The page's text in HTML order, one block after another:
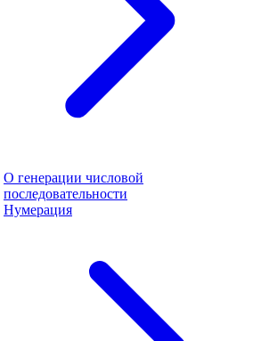
О генерации числовой
последовательности
Нумерация